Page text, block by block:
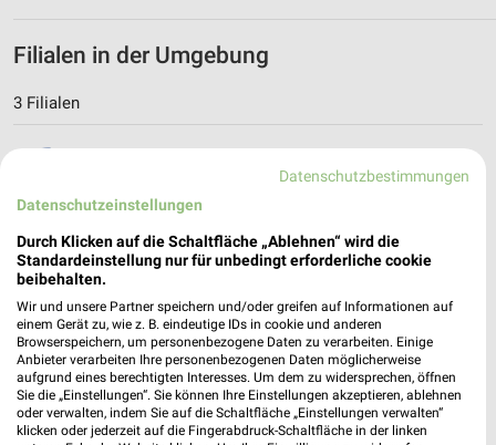
Filialen in der Umgebung
3 Filialen
74545 Michelfeld
Heute geschlossen
dm Gaildorf
Schillerstraße 5b
74405 Gaildorf
Heute geschlossen
Datenschutzbestimmungen
Datenschutzeinstellungen
Durch Klicken auf die Schaltfläche „Ablehnen“ wird die
Standardeinstellung nur für unbedingt erforderliche cookie
beibehalten.
Wir und unsere Partner speichern und/oder greifen auf Informationen auf
einem Gerät zu, wie z. B. eindeutige IDs in cookie und anderen
Browserspeichern, um personenbezogene Daten zu verarbeiten. Einige
Anbieter verarbeiten Ihre personenbezogenen Daten möglicherweise
aufgrund eines berechtigten Interesses. Um dem zu widersprechen, öffnen
Sie die „Einstellungen“. Sie können Ihre Einstellungen akzeptieren, ablehnen
oder verwalten, indem Sie auf die Schaltfläche „Einstellungen verwalten“
klicken oder jederzeit auf die Fingerabdruck-Schaltfläche in der linken